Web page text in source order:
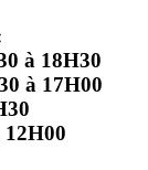
à 18H30
à 17H00
12H00